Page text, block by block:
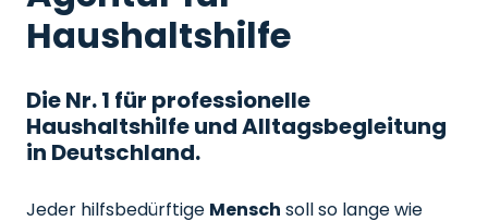
Haushaltshilfe
Die Nr. 1 für professionelle
Haushaltshilfe und Alltagsbegleitung
in Deutschland.
Jeder hilfsbedürftige Mensch soll so lange wie